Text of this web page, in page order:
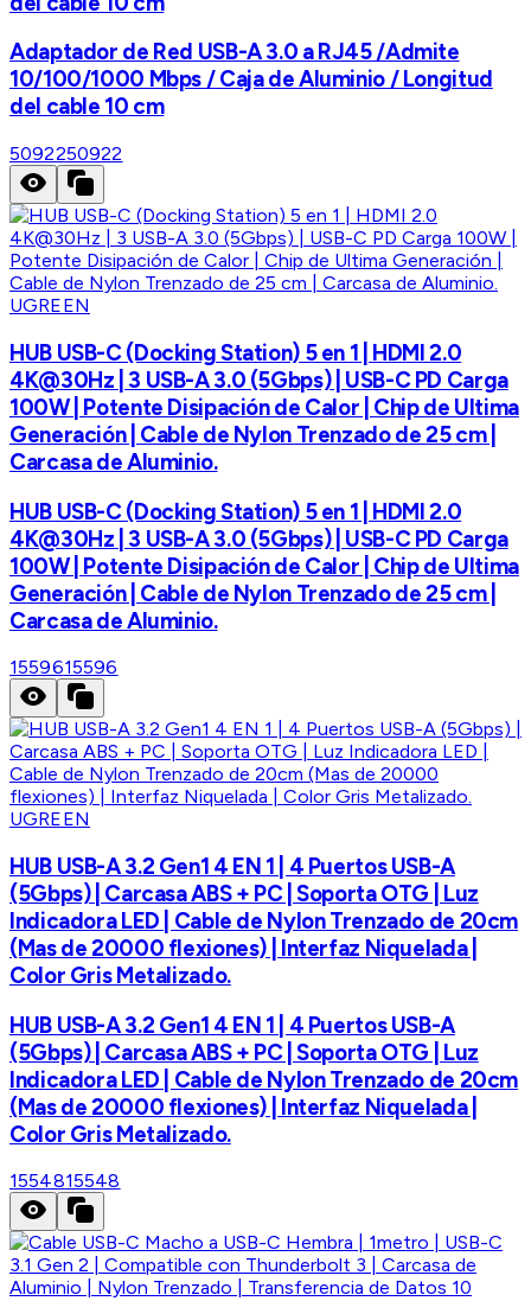
Adaptador de Red USB-A 3.0 a RJ45 /Admite
10/100/1000 Mbps / Caja de Aluminio / Longitud
del cable 10 cm
5092250922
UGREEN
HUB USB-C (Docking Station) 5 en 1 | HDMI 2.0
4K@30Hz | 3 USB-A 3.0 (5Gbps) | USB-C PD Carga
100W | Potente Disipación de Calor | Chip de Ultima
Generación | Cable de Nylon Trenzado de 25 cm |
Carcasa de Aluminio.
HUB USB-C (Docking Station) 5 en 1 | HDMI 2.0
4K@30Hz | 3 USB-A 3.0 (5Gbps) | USB-C PD Carga
100W | Potente Disipación de Calor | Chip de Ultima
Generación | Cable de Nylon Trenzado de 25 cm |
Carcasa de Aluminio.
1559615596
UGREEN
HUB USB-A 3.2 Gen1 4 EN 1 | 4 Puertos USB-A
(5Gbps) | Carcasa ABS + PC | Soporta OTG | Luz
Indicadora LED | Cable de Nylon Trenzado de 20cm
(Mas de 20000 flexiones) | Interfaz Niquelada |
Color Gris Metalizado.
HUB USB-A 3.2 Gen1 4 EN 1 | 4 Puertos USB-A
(5Gbps) | Carcasa ABS + PC | Soporta OTG | Luz
Indicadora LED | Cable de Nylon Trenzado de 20cm
(Mas de 20000 flexiones) | Interfaz Niquelada |
Color Gris Metalizado.
1554815548